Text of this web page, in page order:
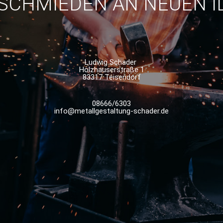
Ludwig Schader
Holzhauserstraße 1
83317 Teisendorf
08666/6303
info@metallgestaltung-schader.de